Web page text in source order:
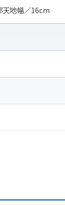
る場合には、この
地幅／16cm